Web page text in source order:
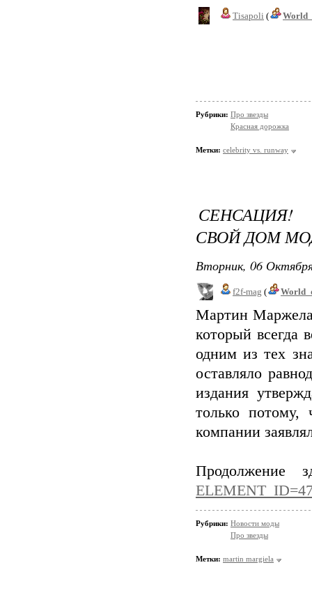
Tisapoli (
Рубрики: Про звезды
Красная дорожка
Метки: celebrity vs. runway
СВОЙ ДОМ
Вторник, 06
f2f-mag (
Мартин
который всегда
одним из тех
оставляло
издания
только потому,
компании
Продолжение
Рубрики: Новости моды
Про звезды
Метки: martin margiela